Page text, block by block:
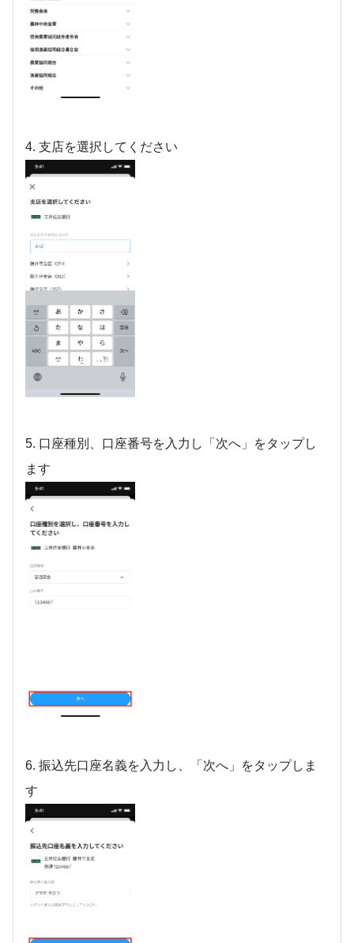
4. 支店を選択してください
5. 口座種別、口座番号を入力し「次へ」をタップし
ます
6. 振込先口座名義を入力し、「次へ」をタップしま
す